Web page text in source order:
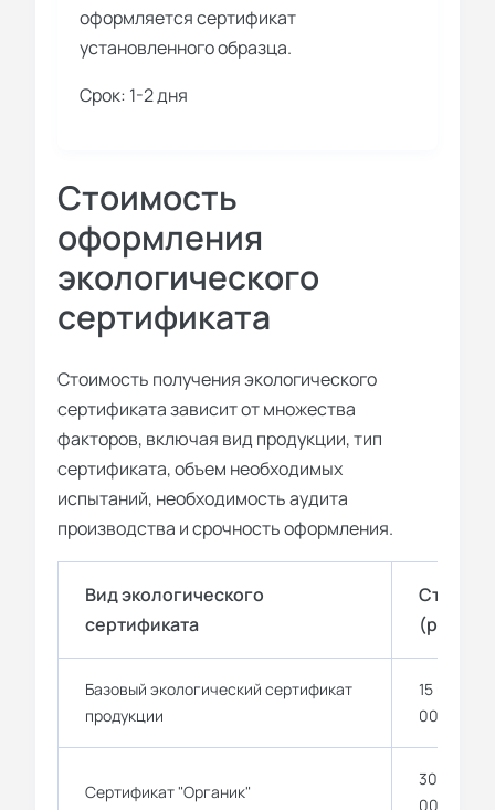
оформляется сертификат
установленного образца.
Срок: 1-2 дня
Стоимость
оформления
экологического
сертификата
Стоимость получения экологического
сертификата зависит от множества
факторов, включая вид продукции, тип
сертификата, объем необходимых
испытаний, необходимость аудита
производства и срочность оформления.
Вид экологического
сертификата
(руб.)
Базовый экологический сертификат
продукции
15 000 -
000
Сертификат "Органик"
30 000 -
000